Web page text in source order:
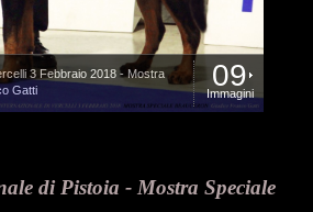
3 Febbraio 2018 - Mostra
Gatti
09
Immagini
di Pistoia - Mostra Speciale